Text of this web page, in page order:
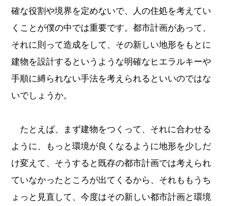
確な役割や境界を定めないで、人の住処を考えてい
くことが僕の中では重要です。都市計画があって、
それに則って造成をして、その新しい地形をもとに
建物を設計するというような明確なヒエラルキーや
手順に縛られない手法を考えられるといいのではな
いでしょうか。
たとえば、まず建物をつくって、それに合わせる
ように、もっと環境が良くなるように地形を少しだ
け変えて、そうすると既存の都市計画では考えられ
ていなかったところが出てくるから、それももうち
ょっと見直して、今度はその新しい都市計画と環境